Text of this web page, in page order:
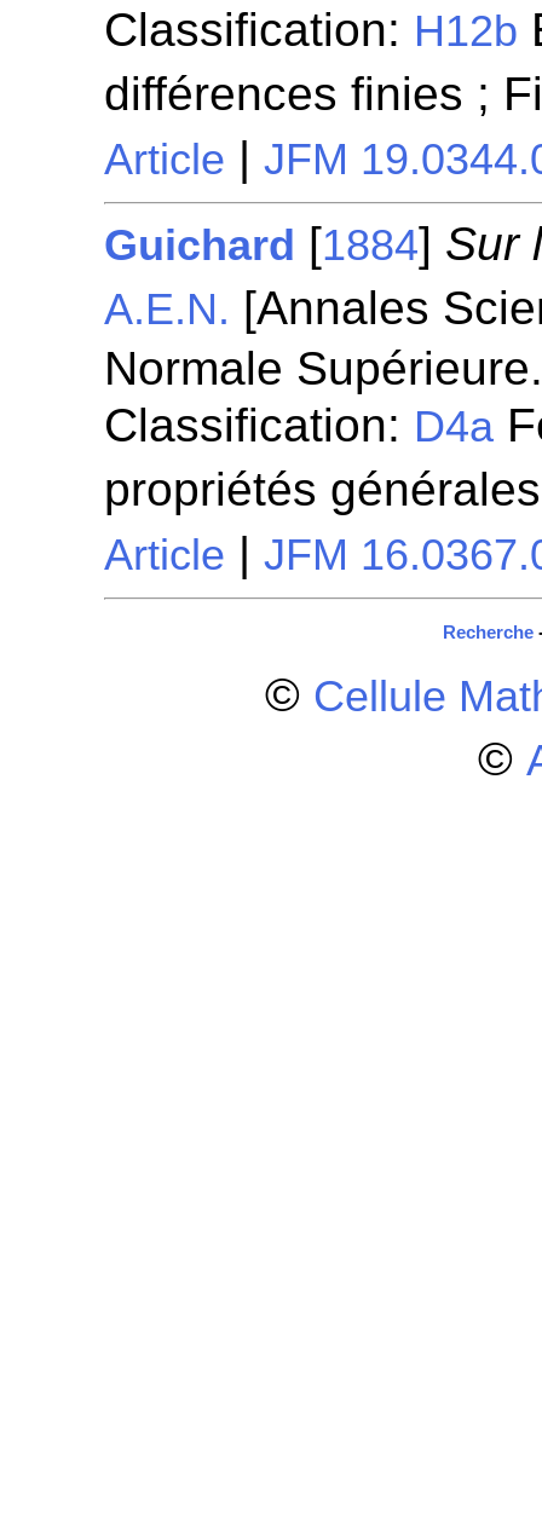
Classification: H12b
différences finies ;
Article |JFM
Guichard [1884] Sur
A.E.N. [Annales
Normale
Classification: D4a
propriétés
Article |JFM
Recherche
© Cellule
©